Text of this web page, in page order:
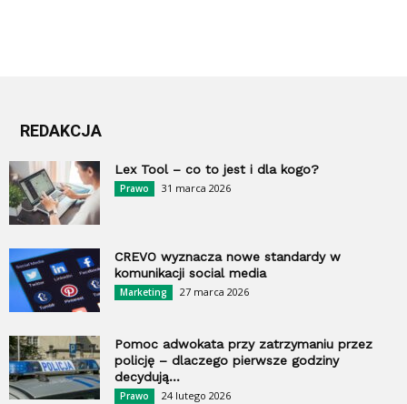
REDAKCJA
Lex Tool – co to jest i dla kogo?
Prawo 31 marca 2026
CREVO wyznacza nowe standardy w
komunikacji social media
Marketing 27 marca 2026
Pomoc adwokata przy zatrzymaniu przez
policję – dlaczego pierwsze godziny
decydują...
Prawo 24 lutego 2026